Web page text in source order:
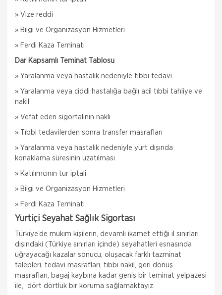
» Vize reddi
» Bilgi ve Organizasyon Hizmetleri
» Ferdi Kaza Teminatı
Dar Kapsamlı Teminat Tablosu
» Yaralanma veya hastalık nedeniyle tıbbi tedavi
» Yaralanma veya ciddi hastalığa bağlı acil tıbbi tahliye ve
nakil
» Vefat eden sigortalının nakli
» Tıbbi tedavilerden sonra transfer masrafları
» Yaralanma veya hastalık nedeniyle yurt dışında
konaklama süresinin uzatılması
» Katılımcının tur iptali
» Bilgi ve Organizasyon Hizmetleri
» Ferdi Kaza Teminatı
Yurtiçi Seyahat Sağlık Sigortası
Türkiye’de mukim kişilerin, devamlı ikamet ettiği il sınırları
dışındaki (Türkiye sınırları içinde) seyahatleri esnasında
uğrayacağı kazalar sonucu, oluşacak farklı tazminat
talepleri, tedavi masrafları, tıbbı nakil, geri dönüş
masrafları, bagaj kaybına kadar geniş bir teminat yelpazesi
ile, dört dörtlük bir koruma sağlamaktayız.